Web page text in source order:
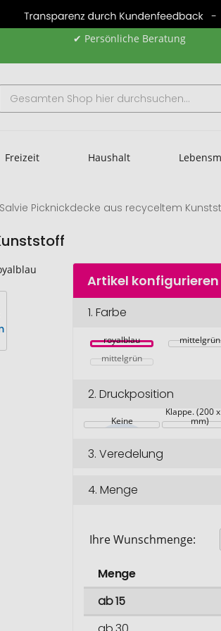
✔ Persönliche Beratung
Freizeit Haushalt
Salvie Picknickdecke aus recyceltem
Artikel konfigurieren
1.Farbe
royalblau mittelgrün
mittelgrün
2.Druckposition
Keine
Klappe. (200
mm)
3.Veredelung
4.Menge
Ihre Wunschmenge:
Menge
ab 15